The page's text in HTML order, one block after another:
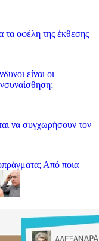
τα οφέλη της έκθεσης
είναι οι
να συγχωρήσουν τον
Από ποια